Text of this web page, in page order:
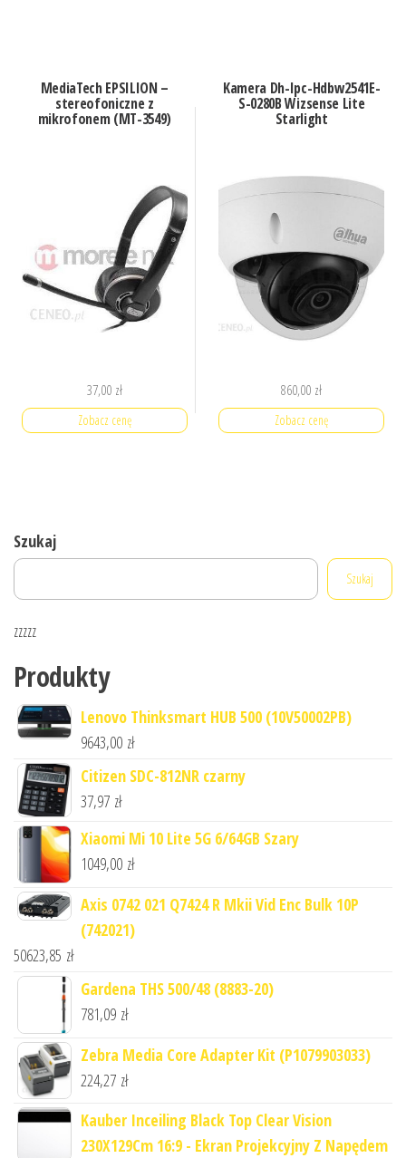
MediaTech EPSILION –
stereofoniczne z
mikrofonem (MT-3549)
37,00 zł
Zobacz cenę
Kamera Dh-Ipc-Hdbw2541E-
S-0280B Wizsense Lite
Starlight
860,00 zł
Zobacz cenę
Szukaj
Szukaj
zzzzz
Produkty
Lenovo Thinksmart HUB 500 (10V50002PB)
9643,00 zł
Citizen SDC-812NR czarny
37,97 zł
Xiaomi Mi 10 Lite 5G 6/64GB Szary
1049,00 zł
Axis 0742 021 Q7424 R Mkii Vid Enc Bulk 10P
(742021)
50623,85 zł
Gardena THS 500/48 (8883-20)
781,09 zł
Zebra Media Core Adapter Kit (P1079903033)
224,27 zł
Kauber Inceiling Black Top Clear Vision
230X129Cm 16:9 - Ekran Projekcyjny Z Napędem